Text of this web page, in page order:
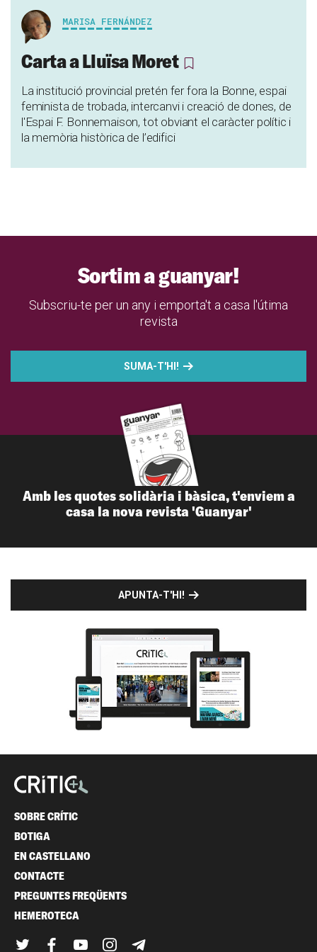
MARISA FERNÁNDEZ
Carta a Lluïsa Moret
La institució provincial pretén fer fora la Bonne, espai
feminista de trobada, intercanvi i creació de dones, de
l'Espai F. Bonnemaison, tot obviant el caràcter polític i
la memòria històrica de l’edifici
Sortim a guanyar!
Subscriu-te per un any i emporta't a casa l'útima
revista
SUMA-T'HI!
Amb les quotes solidària i bàsica, t'enviem a
casa la nova revista 'Guanyar'
APUNTA-T'HI!
SOBRE CRÍTIC
BOTIGA
EN CASTELLANO
CONTACTE
PREGUNTES FREQÜENTS
HEMEROTECA
TwitterFacebook
YouTubeInstagram